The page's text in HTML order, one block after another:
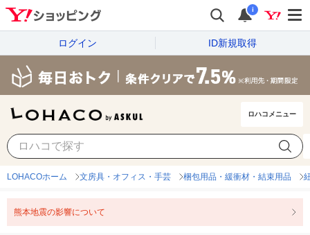
i
ログイン ID新規取得
ロハコメニュー
LOHACOホーム 文房具・オフィス・手芸 梱包用品・緩衝材・結束用品
熊本地震の影響について